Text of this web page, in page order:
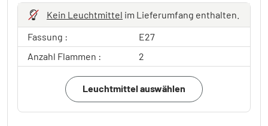
Kein Leuchtmittel im Lieferumfang enthalten.
Fassung :
E27
Anzahl Flammen :
2
Leuchtmittel auswählen